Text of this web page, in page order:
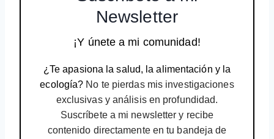
Newsletter
¡Y únete a mi comunidad!
¿Te apasiona la salud, la alimentación y la
ecología? No te pierdas mis investigaciones
exclusivas y análisis en profundidad.
Suscríbete a mi newsletter y recibe
contenido directamente en tu bandeja de